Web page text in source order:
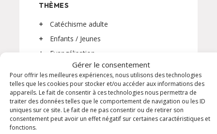
Gérer le consentement
Pour offrir les meilleures expériences, nous utilisons des technologies
telles que les cookies pour stocker et/ou accéder aux informations des
appareils. Le fait de consentir à ces technologies nous permettra de
traiter des données telles que le comportement de navigation ou les ID
uniques sur ce site. Le fait de ne pas consentir ou de retirer son
consentement peut avoir un effet négatif sur certaines caractéristiques et
fonctions.
THÈMES
Catéchisme adulte
Enfants / Jeunes
Evangélisation
Formation
Messe
Prière
Processions